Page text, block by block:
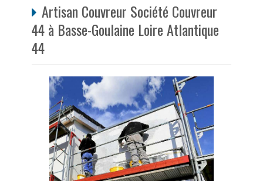
Artisan Couvreur Société Couvreur
44 à Basse-Goulaine Loire Atlantique
44